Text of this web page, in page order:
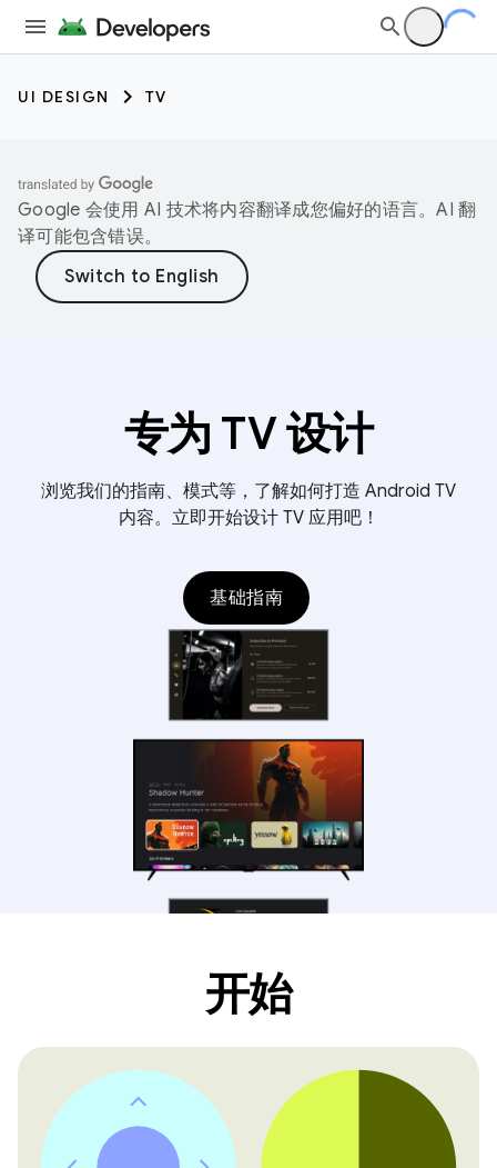
UI DESIGN TV
Google 会使用 AI 技术将内容翻译成您偏好的语言。AI 翻
译可能包含错误。
专为 TV 设计
浏览我们的指南、模式等，了解如何打造 Android TV
内容。立即开始设计 TV 应用吧！
基础指南
开始